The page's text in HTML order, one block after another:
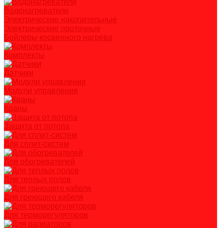
Водонагреватели
Электрические накопительные
Электрические проточные
Бойлеры косвенного нагрева
Комплекты
Датчики
Модули управления
Краны
Защита от потопа
Для сплит-систем
Для обогревателей
Для теплых полов
Для греющего кабеля
Для терморегуляторов